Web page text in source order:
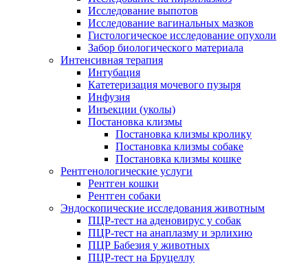
Исследование выпотов
Исследование вагинальных мазков
Гистологическое исследование опухоли
Забор биологического материала
Интенсивная терапия
Интубация
Катетеризация мочевого пузыря
Инфузия
Инъекции (уколы)
Постановка клизмы
Постановка клизмы кролику
Постановка клизмы собаке
Постановка клизмы кошке
Рентгенологические услуги
Рентген кошки
Рентген собаки
Эндоскопические исследования животным
ПЦР-тест на аденовирус у собак
ПЦР-тест на анаплазму и эрлихию
ПЦР Бабезия у животных
ПЦР-тест на Бруцеллу